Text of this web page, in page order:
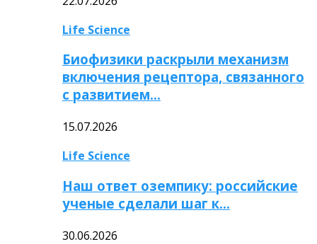
Life Science
Биофизики раскрыли механизм
включения рецептора, связанного
с развитием…
15.07.2026
Life Science
Наш ответ оземпику: российские
ученые сделали шаг к…
30.06.2026